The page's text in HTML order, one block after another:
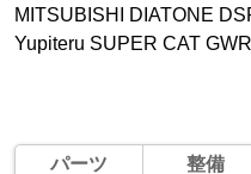
MITSUBISHI DIATONE
Yupiteru SUPER CAT
パーツ 整備